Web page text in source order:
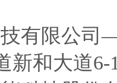
有限公
新和大道6-